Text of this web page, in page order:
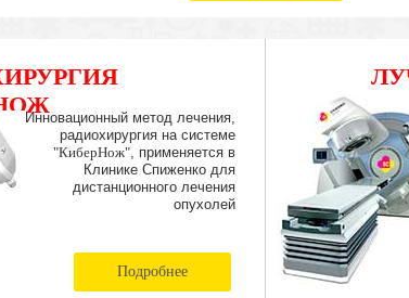
Инновационный метод лечения,
радиохирургия на системе
"КиберНож", применяется в
Клинике Спиженко для
дистанционного лечения
опухолей
Подробнее